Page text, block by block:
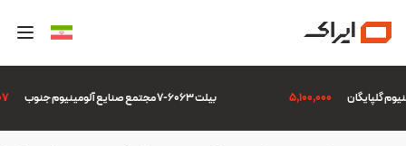
بیلت 6063-7 مجتمع صنایع آلومینیوم جنوب 5,100,000